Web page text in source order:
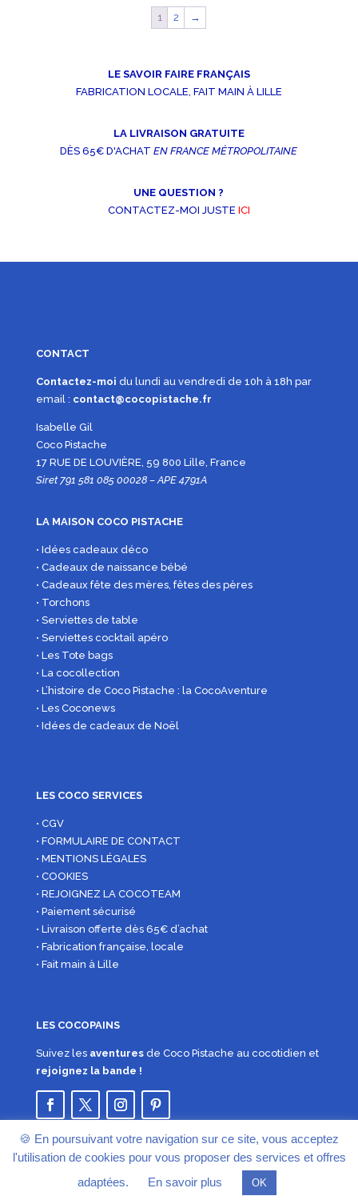
1 2 →
LE SAVOIR FAIRE FRANÇAIS
FABRICATION LOCALE, FAIT MAIN À LILLE
LA LIVRAISON GRATUITE
DÈS 65€ D'ACHATEN FRANCE MÉTROPOLITAINE
UNE QUESTION ?
CONTACTEZ-MOI JUSTE ICI
CONTACT
Contactez-moi du lundi au vendredi de 10h à 18h par
email : contact@cocopistache.fr
Isabelle Gil
Coco Pistache
17 RUE DE LOUVIÈRE, 59 800 Lille, France
Siret 791 581 085 00028 – APE 4791A
LA MAISON COCO PISTACHE
• Idées cadeaux déco
• Cadeaux de naissance bébé
• Cadeaux fête des mères, fêtes des pères
• Torchons
• Serviettes de table
• Serviettes cocktail apéro
• Les Tote bags
• La cocollection
• L’histoire de Coco Pistache : la CocoAventure
• Les Coconews
• Idées de cadeaux de Noël
LES COCO SERVICES
• CGV
• FORMULAIRE DE CONTACT
• MENTIONS LÉGALES
• COOKIES
• REJOIGNEZ LA COCOTEAM
• Paiement sécurisé
• Livraison offerte dès 65€ d’achat
• Fabrication française, locale
• Fait main à Lille
LES COCOPAINS
Suivez les aventuresde Coco Pistache au cocotidien et
rejoignez la bande !
🍪 En poursuivant votre navigation sur ce site, vous acceptez
l'utilisation de cookies pour vous proposer des services et offres
adaptées.
En savoir plus OK